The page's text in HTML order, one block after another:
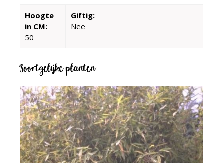
Hoogte
in CM:
50
Giftig:
Nee
Soortgelijke planten